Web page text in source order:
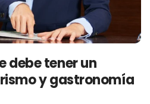
debe tener un
y gastronomía